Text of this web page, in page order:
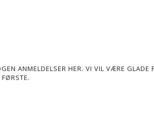
ANMELDELSER HER. VI VIL VÆRE GLADE